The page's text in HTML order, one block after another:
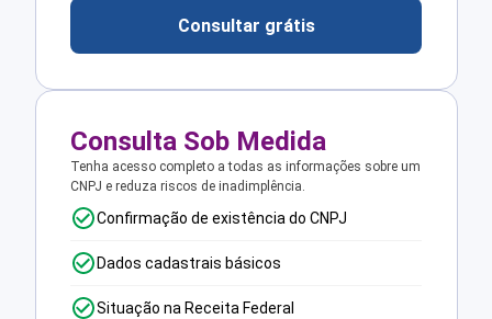
Consultar grátis
Consulta Sob Medida
Tenha acesso completo a todas as informações sobre um
CNPJ e reduza riscos de inadimplência.
Confirmação de existência do CNPJ
Dados cadastrais básicos
Situação na Receita Federal